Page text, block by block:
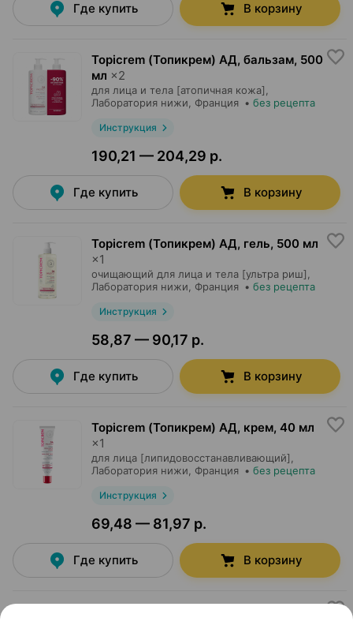
Где купить В корзину
Topicrem (Топикрем) АД, бальзам, 500
мл ×2
для лица и тела [атопичная кожа],
Лаборатория нижи , Франция • без рецепта
Инструкция
190,21 — 204,29 р.
Где купить В корзину
Topicrem (Топикрем) АД, гель, 500 мл
×1
очищающий для лица и тела [ультра риш],
Лаборатория нижи , Франция • без рецепта
Инструкция
58,87 — 90,17 р.
Где купить В корзину
Topicrem (Топикрем) АД, крем, 40 мл
×1
для лица [липидовосстанавливающий],
Лаборатория нижи , Франция • без рецепта
Инструкция
69,48 — 81,97 р.
Где купить В корзину